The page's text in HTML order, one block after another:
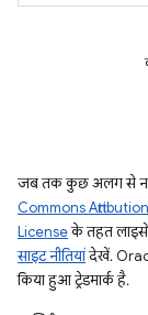
जब तक कुछ अलग से न
Commons
Licenseके तहत
साइट नीतियांदेखें.
किया हुआ ट्रेडमार्क है.